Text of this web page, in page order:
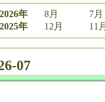
2026年 8月
7月
2025年
12月 11
07